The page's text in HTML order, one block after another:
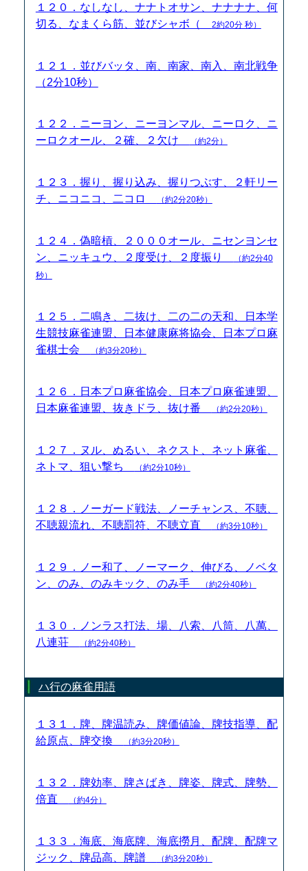
１２０．なしなし、ナナトオサン、ナナナナ、何
切る、なまくら筋、並びシャボ（
2約20分 秒）
１２１．並びバッタ、南、南家、南入、南北戦争
（2分10秒）
１２２．ニーヨン、ニーヨンマル、ニーロク、ニ
ーロクオール、２確、２欠け
（約2分）
１２３．握り、握り込み、握りつぶす、２軒リー
チ、ニコニコ、二コロ
（約2分20秒）
１２４．偽暗槓、２０００オール、ニセンヨンセ
ン、ニッキュウ、２度受け、２度振り
（約2分40
秒）
１２５．二鳴き、二抜け、二の二の天和、日本学
生競技麻雀連盟、日本健康麻将協会、日本プロ麻
雀棋士会
（約3分20秒）
１２６．日本プロ麻雀協会、日本プロ麻雀連盟、
日本麻雀連盟、抜きドラ、抜け番
（約2分20秒）
１２７．ヌル、ぬるい、ネクスト、ネット麻雀、
ネトマ、狙い撃ち
（約2分10秒）
１２８．ノーガード戦法、ノーチャンス、不聴、
不聴親流れ、不聴罰符、不聴立直
（約3分10秒）
１２９．ノー和了、ノーマーク、伸びる、ノベタ
ン、のみ、のみキック、のみ手
（約2分40秒）
１３０．ノンラス打法、場、八索、八筒、八萬、
八連荘
（約2分40秒）
ハ行の麻雀用語
１３１．牌、牌温読み、牌価値論、牌技指導、配
給原点、牌交換
（約3分20秒）
１３２．牌効率、牌さばき、牌姿、牌式、牌勢、
倍直
（約4分）
１３３．海底、海底牌、海底撈月、配牌、配牌マ
ジック、牌品高、牌譜
（約3分20秒）